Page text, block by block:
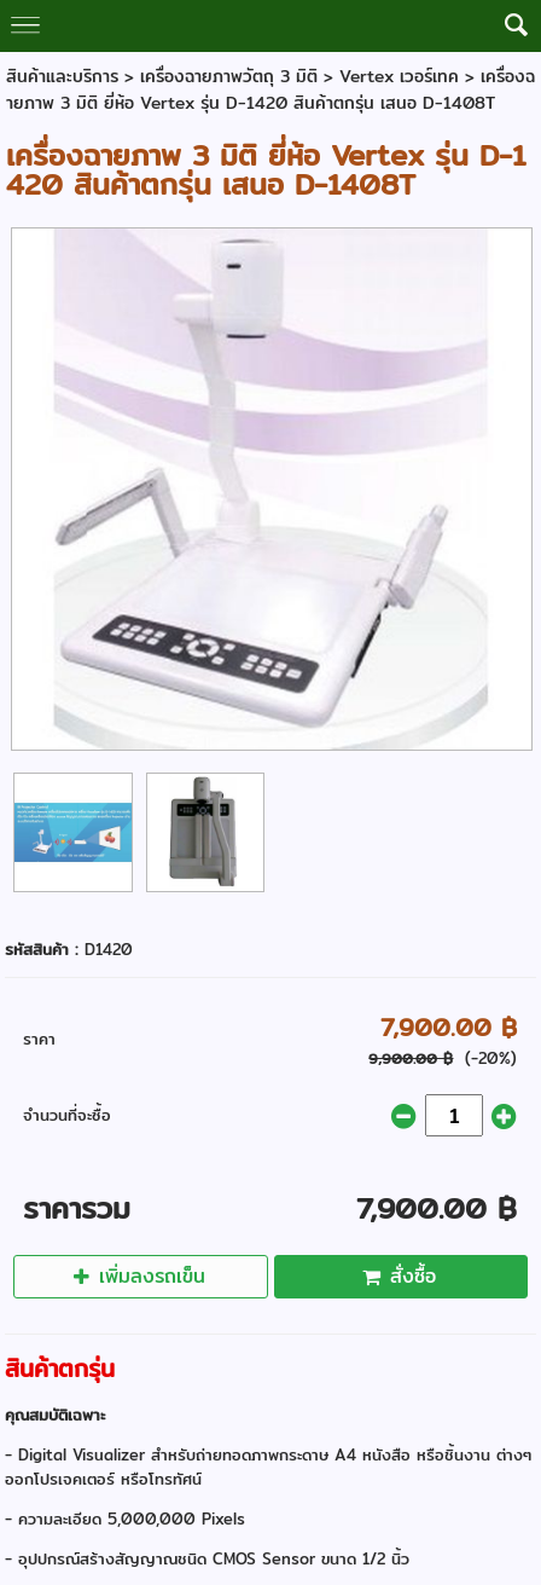
สินค้าและบริการ> เครื่องฉายภาพวัตถุ 3 มิติ > Vertex เวอร์เทค > เครื่องฉ
ายภาพ 3 มิติ ยี่ห้อ Vertex รุ่น D-1420 สินค้าตกรุ่น เสนอ D-1408T
เครื่องฉายภาพ 3 มิติ ยี่ห้อ Vertex รุ่น D-1
420 สินค้าตกรุ่น เสนอ D-1408T
รหัสสินค้า :D1420
ราคา 7,900.00 ฿
9,900.00 ฿ (-20%)
จำนวนที่จะซื้อ
ราคารวม 7,900.00 ฿
เพิ่มลงรถเข็น สั่งซื้อ
สินค้าตกรุ่น
คุณสมบัติเฉพาะ
- Digital Visualizer สำหรับถ่ายทอดภาพกระดาษ A4 หนังสือ หรือชิ้นงาน ต่างๆ
ออกโปรเจคเตอร์ หรือโทรทัศน์
- ความละเอียด 5,000,000 Pixels
- อุปปกรณ์สร้างสัญญาณชนิด CMOS Sensor ขนาด 1/2 นิ้ว